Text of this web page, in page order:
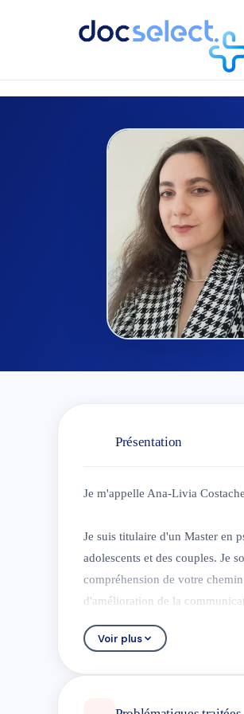
Présentation
Je m'appelle Ana-Livia Costache
Je suis titulaire d'un Master en
adolescents et des couples. Je
compréhension de votre
d'amélioration de la
l’expérience de niveaux élevés
Voir plus